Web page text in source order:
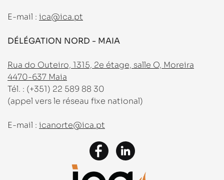
E-mail : ica@ica.pt
DÉLÉGATION NORD - MAIA
Rua do Outeiro, 1315, 2e étage, salle O, Moreira
4470-637 Maia
Tél. : (+351) 22 589 88 30
(appel vers le réseau fixe national)
E-mail : icanorte@ica.pt